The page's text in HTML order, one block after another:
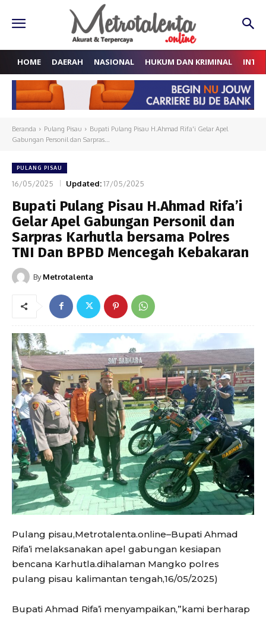
HOME DAERAH NASIONAL HUKUM DAN KRIMINAL
Beranda Pulang Pisau
Bupati Pulang Pisau H.Ahmad Rifa'i Gelar Apel
Gabungan Personil dan Sarpras...
PULANG PISAU
16/05/2025 Updated:17/05/2025
Bupati Pulang Pisau H.Ahmad Rifa’i
Gelar Apel Gabungan Personil dan
Sarpras Karhutla bersama Polres
TNI Dan BPBD Mencegah Kebakaran
By Metrotalenta
Pulang pisau,Metrotalenta.online–Bupati Ahmad
Rifa’i melaksanakan apel gabungan kesiapan
bencana Karhutla.dihalaman Mangko polres
pulang pisau kalimantan tengah,16/05/2025)
Bupati Ahmad Rifa’i menyampaikan,”kami berharap